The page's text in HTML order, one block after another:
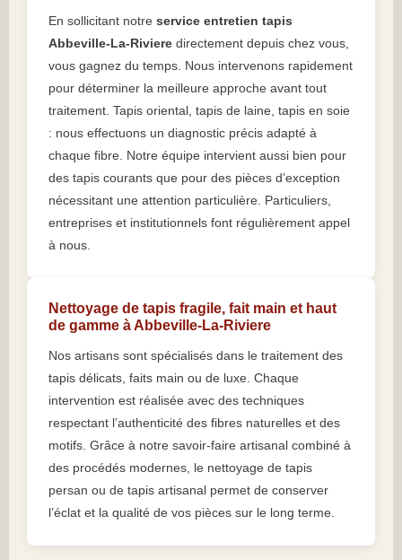
En sollicitant notre service entretien tapis
Abbeville-La-Riviere directement depuis chez vous,
vous gagnez du temps. Nous intervenons rapidement
pour déterminer la meilleure approche avant tout
traitement. Tapis oriental, tapis de laine, tapis en soie
: nous effectuons un diagnostic précis adapté à
chaque fibre. Notre équipe intervient aussi bien pour
des tapis courants que pour des pièces d’exception
nécessitant une attention particulière. Particuliers,
entreprises et institutionnels font régulièrement appel
à nous.
Nettoyage de tapis fragile, fait main et haut
de gamme à Abbeville-La-Riviere
Nos artisans sont spécialisés dans le traitement des
tapis délicats, faits main ou de luxe. Chaque
intervention est réalisée avec des techniques
respectant l’authenticité des fibres naturelles et des
motifs. Grâce à notre savoir-faire artisanal combiné à
des procédés modernes, le nettoyage de tapis
persan ou de tapis artisanal permet de conserver
l’éclat et la qualité de vos pièces sur le long terme.